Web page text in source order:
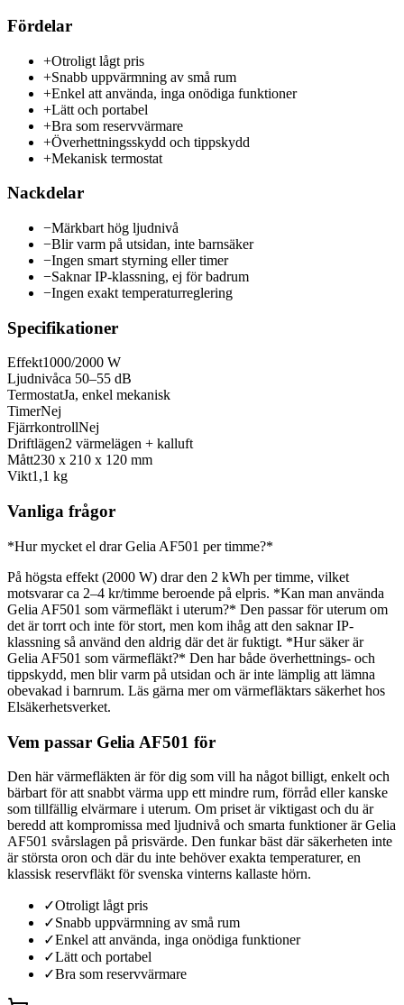
Fördelar
+Otroligt lågt pris
+Snabb uppvärmning av små rum
+Enkel att använda, inga onödiga funktioner
+Lätt och portabel
+Bra som reservvärmare
+Överhettningsskydd och tippskydd
+Mekanisk termostat
Nackdelar
−Märkbart hög ljudnivå
−Blir varm på utsidan, inte barnsäker
−Ingen smart styrning eller timer
−Saknar IP-klassning, ej för badrum
−Ingen exakt temperaturreglering
Specifikationer
Effekt1000/2000 W
Ljudnivåca 50–55 dB
TermostatJa, enkel mekanisk
TimerNej
FjärrkontrollNej
Driftlägen2 värmelägen + kalluft
Mått230 x 210 x 120 mm
Vikt1,1 kg
Vanliga frågor
*Hur mycket el drar Gelia AF501 per timme?*
På högsta effekt (2000 W) drar den 2 kWh per timme, vilket
motsvarar ca 2–4 kr/timme beroende på elpris. *Kan man använda
Gelia AF501 som värmefläkt i uterum?* Den passar för uterum om
det är torrt och inte för stort, men kom ihåg att den saknar IP-
klassning så använd den aldrig där det är fuktigt. *Hur säker är
Gelia AF501 som värmefläkt?* Den har både överhettnings- och
tippskydd, men blir varm på utsidan och är inte lämplig att lämna
obevakad i barnrum. Läs gärna mer om värmefläktars säkerhet hos
Elsäkerhetsverket.
Vem passar Gelia AF501 för
Den här värmefläkten är för dig som vill ha något billigt, enkelt och
bärbart för att snabbt värma upp ett mindre rum, förråd eller kanske
som tillfällig elvärmare i uterum. Om priset är viktigast och du är
beredd att kompromissa med ljudnivå och smarta funktioner är Gelia
AF501 svårslagen på prisvärde. Den funkar bäst där säkerheten inte
är största oron och där du inte behöver exakta temperaturer, en
klassisk reservfläkt för svenska vinterns kallaste hörn.
✓Otroligt lågt pris
✓Snabb uppvärmning av små rum
✓Enkel att använda, inga onödiga funktioner
✓Lätt och portabel
✓Bra som reservvärmare